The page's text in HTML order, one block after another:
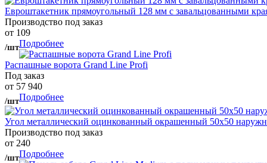
Евроштакетник прямоугольный 128 мм с завальцованными
Производство под заказ
от 109
/штПодробнее
Распашные ворота Grand Line Profi
Под заказ
от 57 940
/штПодробнее
Угол металлический оцинкованный окрашенный 50х50
Производство под заказ
от 240
/штПодробнее